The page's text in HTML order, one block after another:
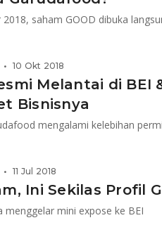
Melantai di BEI
Bisnisnya
• 10 Okt 2018
Ini Sekilas Profil
menggelar mini expose ke BEI
• 11 Jul 2018